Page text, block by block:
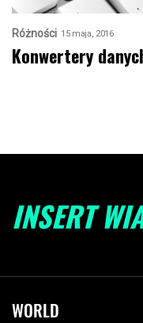
Różności 15 maja, 2016
Konwertery
INSERT
WORLD